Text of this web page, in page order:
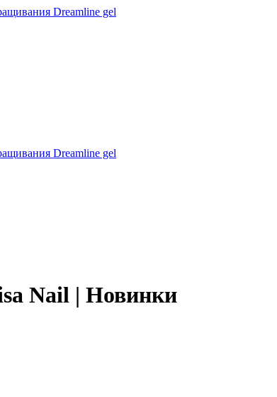
Dreamline gel
Dreamline gel
Nail | Новинки